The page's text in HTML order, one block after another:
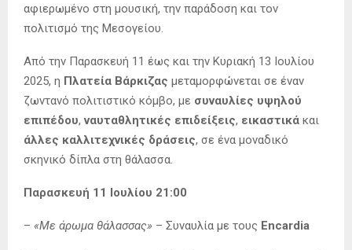
αφιερωμένο στη μουσική, την παράδοση και τον
πολιτισμό της Μεσογείου.
Από την Παρασκευή 11 έως και την Κυριακή 13 Ιουλίου
2025, η Πλατεία Βάρκιζας μεταμορφώνεται σε έναν
ζωντανό πολιτιστικό κόμβο, με συναυλίες υψηλού
επιπέδου,ναυταθλητικές επιδείξεις, εικαστικά και
άλλες καλλιτεχνικές δράσεις, σε ένα μοναδικό
σκηνικό δίπλα στη θάλασσα.
Παρασκευή 11 Ιουλίου 21:00
– «Με άρωμα θάλασσας» – Συναυλία με τους Encardia